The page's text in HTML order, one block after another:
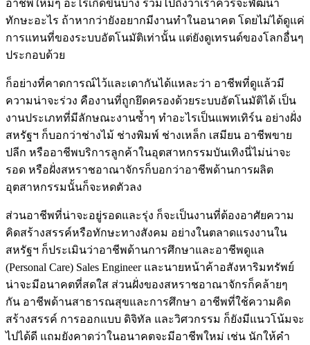
อาชีพใหม่ๆ อะไรเกิดขึ้นบ้าง รวมไปถึงว่าเราควรจะพัฒนา
ทักษะอะไร ถ้าหากว่ายังอยากมีงานทำในอนาคต โดยไม่ได้ดูแค่
การแทนที่ของระบบอัตโนมัติเท่านั้น แต่ยังดูเทรนด์ของโลกอื่นๆ
ประกอบด้วย
ก็อย่างที่คาดการณ์ไว้และเดากันได้แหละว่า อาชีพที่ดูแล้วมี
ความน่าจะร่วง คืองานที่ถูกยึดครองด้วยระบบอัตโนมัติได้ เป็น
งานประเภทที่มีลักษณะงานซ้ำๆ ทำอะไรเป็นแพทเทิร์น อย่างฝั่ง
สหรัฐฯ ก็บอกว่าช่างไม้ ช่างพิมพ์ ช่างเหล็ก เสมียน อาชีพขาย
ปลีก หรืออาชีพบริการลูกค้าในอุตสาหกรรมบันเทิงนี่ไม่น่าจะ
รอด หรือฝั่งสหราชอาณาจักรก็บอกว่าอาชีพด้านการผลิต
อุตสาหกรรมนั้นก็จะหดตัวลง
ส่วนอาชีพที่น่าจะอยู่รอดและรุ่ง ก็จะเป็นงานที่ต้องอาศัยความ
คิดสร้างสรรค์หรือทักษะทางสังคม อย่างในตลาดแรงงานใน
สหรัฐฯ ก็ประเมินว่าอาชีพด้านการศึกษาและอาชีพดูแล
(Personal Care) Sales Engineer และนายหน้าค้าอสังหาริมทรัพย์
น่าจะมีอนาคตที่สดใส ส่วนฝั่งของสหราชอาณาจักรก็คล้ายๆ
กัน อาชีพด้านสาธารณสุขและการศึกษา อาชีพที่ใช้ความคิด
สร้างสรรค์ การออกแบบ ดิจิทัล และวิศวกรรม ก็ยังมีแนวโน้มจะ
ไปได้ดี แถมยังคาดว่าในอนาคตจะมีอาชีพใหม่ เช่น นักให้คำ